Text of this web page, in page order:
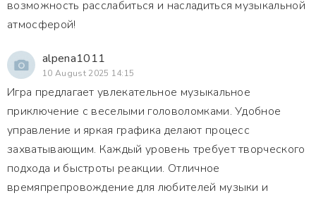
возможность расслабиться и насладиться музыкальной
атмосферой!
alpena1011
10 August 2025 14:15
Игра предлагает увлекательное музыкальное
приключение с веселыми головоломками. Удобное
управление и яркая графика делают процесс
захватывающим. Каждый уровень требует творческого
подхода и быстроты реакции. Отличное
времяпрепровождение для любителей музыки и